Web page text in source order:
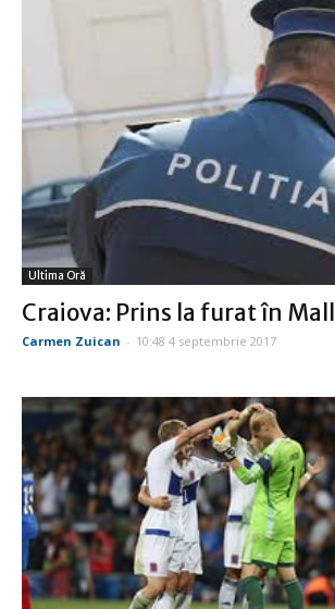
Ultima Oră
Craiova: Prins la furat în Mall
Carmen Zuican - 10:48 4 septembrie 2017